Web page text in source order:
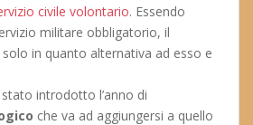
civile volontario. Essendo
militare obbligatorio, il
solo in quanto alternativa ad esso e
introdotto l’anno di
che va ad aggiungersi a quello